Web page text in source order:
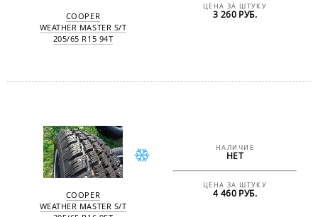
COOPER
WEATHER MASTER S/T
205/65 R15 94T
ЦЕНА ЗА ШТУКУ
3 260 РУБ.
COOPER
WEATHER MASTER S/T
НАЛИЧИЕ
НЕТ
ЦЕНА ЗА ШТУКУ
4 460 РУБ.